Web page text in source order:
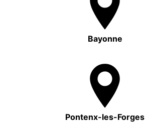
Bayonne
Pontenx-les-Forges